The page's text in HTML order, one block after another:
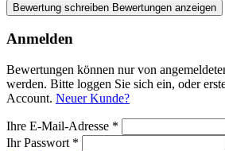
Bewertung schreiben Bewertungen anzeigen
Anmelden
Bewertungen können nur von
werden. Bitte loggen Sie sich ein, oder
Account. Neuer Kunde?
Ihre E-Mail-Adresse *
Ihr Passwort *